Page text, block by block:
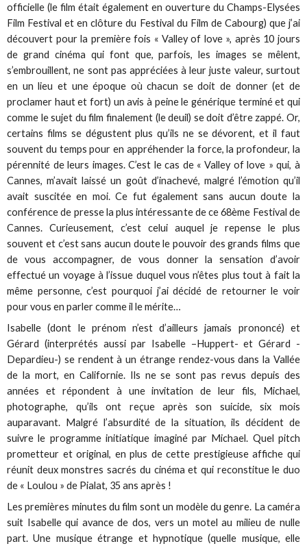
officielle (le film était également en ouverture du Champs-Elysées
Film Festival et en clôture du Festival du Film de Cabourg) que j’ai
découvert pour la première fois « Valley of love », après 10 jours
de grand cinéma qui font que, parfois, les images se mêlent,
s’embrouillent, ne sont pas appréciées à leur juste valeur, surtout
en un lieu et une époque où chacun se doit de donner (et de
proclamer haut et fort) un avis à peine le générique terminé et qui
comme le sujet du film finalement (le deuil) se doit d’être zappé. Or,
certains films se dégustent plus qu’ils ne se dévorent, et il faut
souvent du temps pour en appréhender la force, la profondeur, la
pérennité de leurs images. C’est le cas de « Valley of love » qui, à
Cannes, m’avait laissé un goût d’inachevé, malgré l’émotion qu’il
avait suscitée en moi. Ce fut également sans aucun doute la
conférence de presse la plus intéressante de ce 68ème Festival de
Cannes. Curieusement, c’est celui auquel je repense le plus
souvent et c’est sans aucun doute le pouvoir des grands films que
de vous accompagner, de vous donner la sensation d’avoir
effectué un voyage à l’issue duquel vous n’êtes plus tout à fait la
même personne, c’est pourquoi j’ai décidé de retourner le voir
pour vous en parler comme il le mérite…
Isabelle (dont le prénom n’est d’ailleurs jamais prononcé) et
Gérard (interprétés aussi par Isabelle –Huppert- et Gérard -
Depardieu-) se rendent à un étrange rendez-vous dans la Vallée
de la mort, en Californie. Ils ne se sont pas revus depuis des
années et répondent à une invitation de leur fils, Michael,
photographe, qu’ils ont reçue après son suicide, six mois
auparavant. Malgré l’absurdité de la situation, ils décident de
suivre le programme initiatique imaginé par Michael. Quel pitch
prometteur et original, en plus de cette prestigieuse affiche qui
réunit deux monstres sacrés du cinéma et qui reconstitue le duo
de « Loulou » de Pialat, 35 ans après !
Les premières minutes du film sont un modèle du genre. La caméra
suit Isabelle qui avance de dos, vers un motel au milieu de nulle
part. Une musique étrange et hypnotique (quelle musique, elle